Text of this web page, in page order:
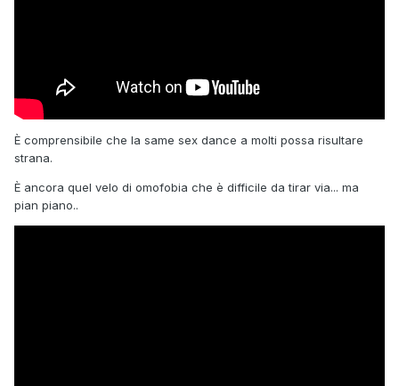
È comprensibile che la same sex dance a molti possa risultare
strana.
È ancora quel velo di omofobia che è difficile da tirar via... ma
pian piano..